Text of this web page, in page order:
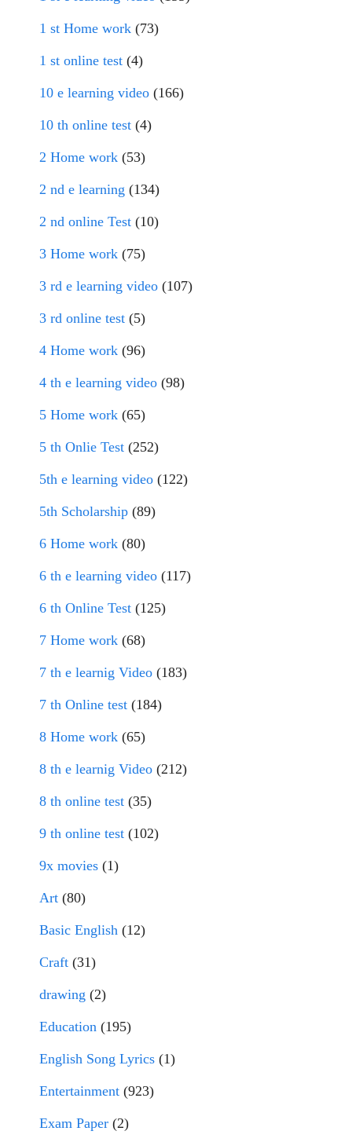
1 st Home work (73)
1 st online test (4)
10 e learning video (166)
10 th online test (4)
2 Home work (53)
2 nd e learning (134)
2 nd online Test (10)
3 Home work (75)
3 rd e learning video (107)
3 rd online test (5)
4 Home work (96)
4 th e learning video (98)
5 Home work (65)
5 th Onlie Test (252)
5th e learning video (122)
5th Scholarship (89)
6 Home work (80)
6 th e learning video (117)
6 th Online Test (125)
7 Home work (68)
7 th e learnig Video (183)
7 th Online test (184)
8 Home work (65)
8 th e learnig Video (212)
8 th online test (35)
9 th online test (102)
9x movies (1)
Art (80)
Basic English (12)
Craft (31)
drawing (2)
Education (195)
English Song Lyrics (1)
Entertainment (923)
Exam Paper (2)